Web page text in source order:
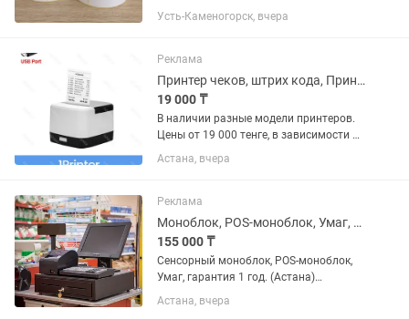
Продам термоэтикетки ECO размером
рулоне Количество:...
Усть-Каменогорск, вчера
Реклама
Принтер чеков, штрих кода, Принтер ЭТИКЕТОК Астана Нур-Султан
19 000 ₸
В наличии разные модели принтеров.
Цены от 19 000 тенге, в зависимости от
модели. Принтер штрих кодов Принтер
этикеток Принтер наклеек
касс Webkassa Rekassa Light...
Астана, вчера
Реклама
Моноблок, POS-моноблок, Умаг, Umag кассовый аппарат Нур-Султан(Астана)
155 000 ₸
Сенсорный моноблок, POS-моноблок,
Умаг, гарантия 1 год. (Астана)
Моноблок на кассу POS система
Процессор: Intel J1800 2,0 GHz quad
Астана, вчера